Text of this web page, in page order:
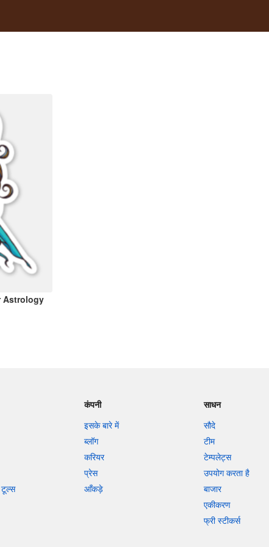
Astrology
कंपनी
इसके बारे में
ब्लॉग
करियर
प्रेस
आँकड़े
साधन
सौदे
टीम
टेम्पलेट्स
उपयोग करता है
बाजार
एकीकरण
फ्री स्टीकर्स